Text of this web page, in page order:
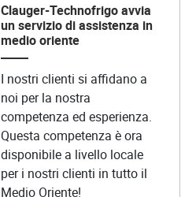
Clauger-Technofrigo avvia
un servizio di assistenza in
medio oriente
I nostri clienti si affidano a
noi per la nostra
competenza ed esperienza.
Questa competenza è ora
disponibile a livello locale
per i nostri clienti in tutto il
Medio Oriente!